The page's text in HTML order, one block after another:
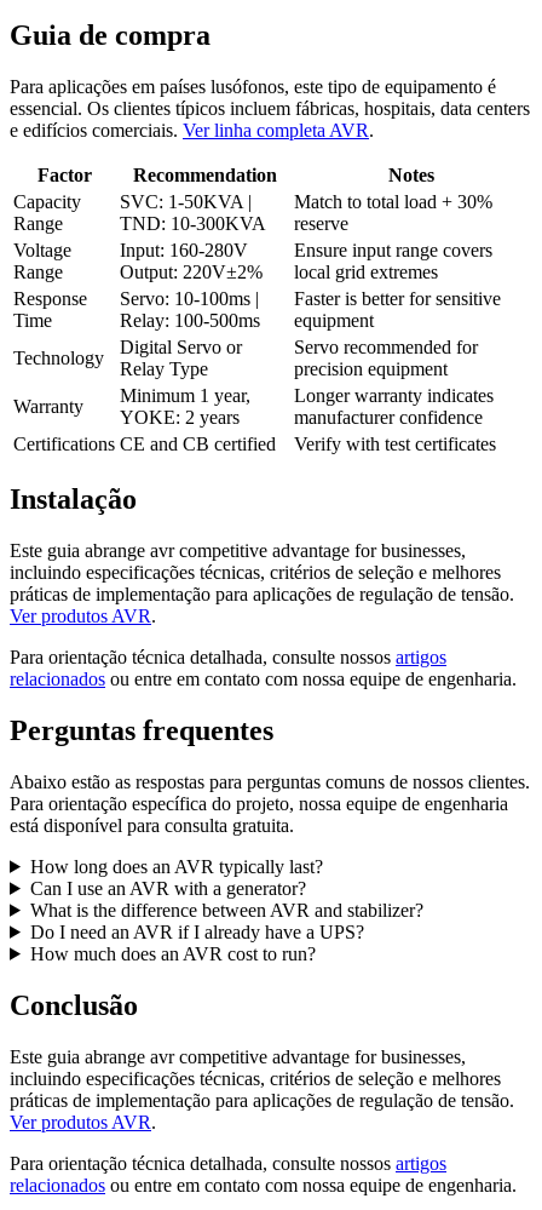
Guia de compra
Para aplicações em países lusófonos, este tipo de equipamento é
essencial. Os clientes típicos incluem fábricas, hospitais, data centers
e edifícios comerciais. Ver linha completa AVR.
Factor Recommendation
Notes
Capacity
Range
SVC: 1-50KVA |
TND: 10-300KVA
Match to total load + 30%
reserve
Voltage
Range
Input: 160-280V
Output: 220V±2%
Ensure input range covers
local grid extremes
Response
Time
Servo: 10-100ms |
Relay: 100-500ms
Faster is better for sensitive
equipment
Technology
Digital Servo or
Relay Type
Servo recommended for
precision equipment
Warranty
Minimum 1 year,
YOKE: 2 years
Longer warranty indicates
manufacturer confidence
Certifications CE and CB certified Verify with test certificates
Instalação
Este guia abrange avr competitive advantage for businesses,
incluindo especificações técnicas, critérios de seleção e melhores
práticas de implementação para aplicações de regulação de tensão.
Ver produtos AVR.
Para orientação técnica detalhada, consulte nossos artigos
relacionados ou entre em contato com nossa equipe de engenharia.
Perguntas frequentes
Abaixo estão as respostas para perguntas comuns de nossos clientes.
Para orientação específica do projeto, nossa equipe de engenharia
está disponível para consulta gratuita.
How long does an AVR typically last?
Can I use an AVR with a generator?
What is the difference between AVR and stabilizer?
Do I need an AVR if I already have a UPS?
How much does an AVR cost to run?
Conclusão
Este guia abrange avr competitive advantage for businesses,
incluindo especificações técnicas, critérios de seleção e melhores
práticas de implementação para aplicações de regulação de tensão.
Ver produtos AVR.
Para orientação técnica detalhada, consulte nossos artigos
relacionados ou entre em contato com nossa equipe de engenharia.